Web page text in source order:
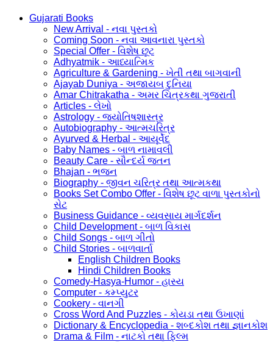
Gujarati Books
New Arrival - નવા પુસ્તકો
Coming Soon - નવા આવનારા પુસ્તકો
Special Offer - વિશેષ છૂટ
Adhyatmik - આધ્યાત્મિક
Agriculture & Gardening - ખેતી તથા બાગવાની
Ajayab Duniya - અજાયબ દુનિયા
Amar Chitrakatha - અમર ચિત્રકથા ગુજરાતી
Articles - લેખો
Astrology - જ્યોતિષશાસ્ત્ર
Autobiography - આત્મચરિત્ર
Ayurved & Herbal - આયૂર્વેદ
Baby Names - બાળ નામાવલી
Beauty Care - સૌન્દર્ય જતન
Bhajan - ભજન
Biography - જીવન ચરિત્ર તથા આત્મકથા
Books Set Combo Offer - વિશેષ છૂટ વાળા પુસ્તકોનો
સેટ
Business Guidance - વ્યવસાય માર્ગદર્શન
Child Development - બાળ વિકાસ
Child Songs - બાળ ગીતો
Child Stories - બાળવાર્તા
English Children Books
Hindi Children Books
Comedy-Hasya-Humor - હાસ્ય
Computer - કમ્પ્યુટર
Cookery - વાનગી
Cross Word And Puzzles - કોયડા તથા ઉખાણાં
Dictionary & Encyclopedia - શબ્દકોશ તથા જ્ઞાનકોશ
Drama & Film - નાટકો તથા ફિલ્મ